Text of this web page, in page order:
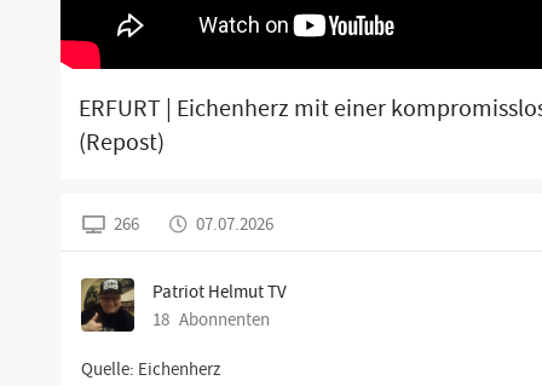
ERFURT | Eichenherz mit einer
(Repost)
266 07.07.2026
Patriot Helmut TV
18 Abonnenten